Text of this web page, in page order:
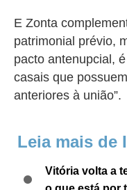
E Zonta
patrimonial prévio,
pacto antenupcial,
casais que
anteriores à união”.
Leia mais de
Vitória volta a